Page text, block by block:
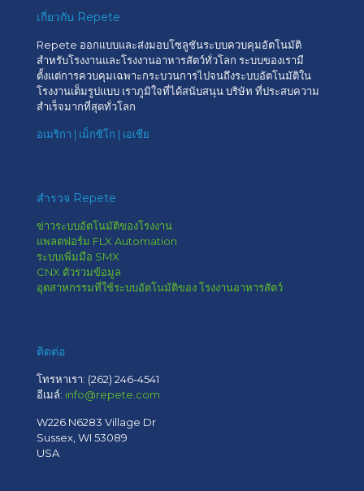
เกี่ยวกับ Repete
Repete ออกแบบและส่งมอบโซลูชันระบบควบคุมอัตโนมัติ
สำหรับโรงงานและโรงงานอาหารสัตว์ทั่วโลก ระบบของเรามี
ตั้งแต่การควบคุมเฉพาะกระบวนการไปจนถึงระบบอัตโนมัติใน
โรงงานเต็มรูปแบบ เราภูมิใจที่ได้สนับสนุน บริษัท ที่ประสบความ
สำเร็จมากที่สุดทั่วโลก
อเมริกา | เม็กซิโก | เอเชีย
สำรวจ Repete
ข่าวระบบอัตโนมัติของโรงงาน
แพลตฟอร์ม FLX Automation
ระบบเพิ่มมือ SMX
CNX ตัวรวมข้อมูล
อุตสาหกรรมที่ใช้ระบบอัตโนมัติของ โรงงานอาหารสัตว์
ติดต่อ
โทรหาเรา: (262) 246-4541
อีเมล์: info@repete.com
W226 N6283 Village Dr
Sussex, WI 53089
USA